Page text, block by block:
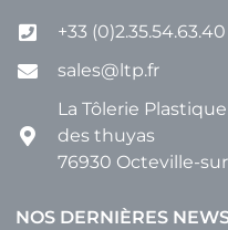
+33 (0)2.35.54.63.40
sales@ltp.fr
La Tôlerie
des thuyas
76930 Octeville-
NOS DERNIÈRES